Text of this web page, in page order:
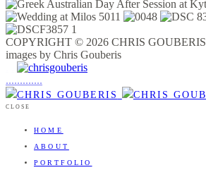
COPYRIGHT © 2026 CHRIS GOUBERIS
images by Chris Gouberis
.............
CLOSE
HOME
ABOUT
PORTFOLIO